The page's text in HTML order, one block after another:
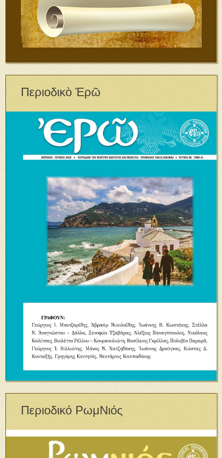
Περιοδικὸ Ἐρῶ
Περιοδικό ΡωμΝιός